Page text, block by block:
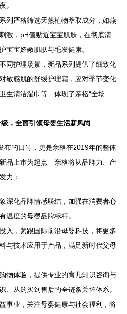
。
系列严格筛选天然植物萃取成分，如燕
激，pH值贴近宝宝肌肤，在彻底清
宝宝娇嫩肌肤与毛发健康。
不同护理场景，新品系列提供了细致化
敏感肌的舒缓护理霜，应对季节变化
生清洁湿巾等，体现了亲格“全场
，全面引领母婴生活新风尚
布的口号，更是亲格在2019年的整体
品上市为起点，亲格将从品牌力、产
力：
深化品牌情感联结，加强在消费者心
温度的母婴品牌标杆。
入，紧跟国际前沿母婴科技，将更多
与技术应用于产品，满足新时代父母
物体验，提供专业的育儿知识咨询与
、从购买到售后的全链条关怀体系。
事业，关注母婴健康与社会福利，将